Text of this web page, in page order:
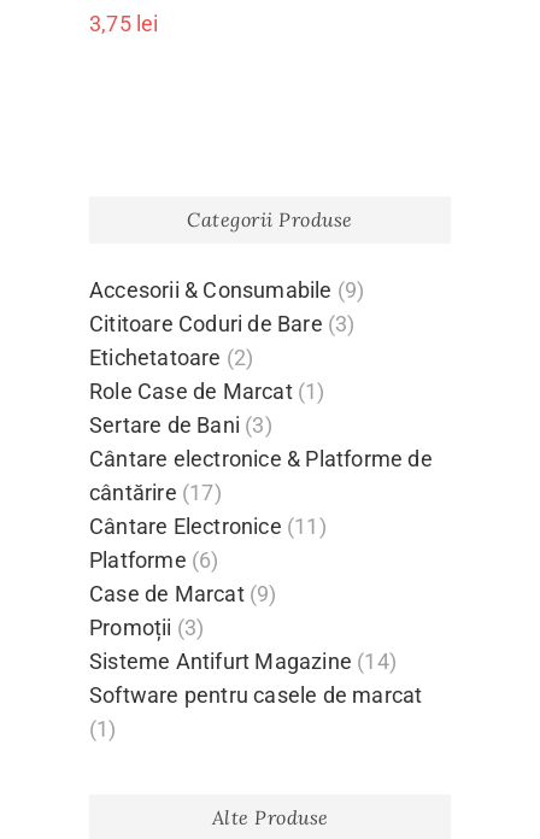
3,75 lei
Categorii Produse
Accesorii & Consumabile (9)
Cititoare Coduri de Bare (3)
Etichetatoare (2)
Role Case de Marcat (1)
Sertare de Bani (3)
Cântare electronice & Platforme de
cântărire (17)
Cântare Electronice (11)
Platforme (6)
Case de Marcat (9)
Promoții (3)
Sisteme Antifurt Magazine (14)
Software pentru casele de marcat
(1)
Alte Produse